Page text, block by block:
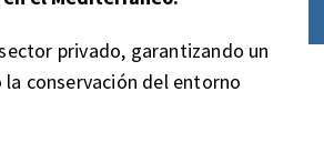
privado, garantizando un
conservación del entorno